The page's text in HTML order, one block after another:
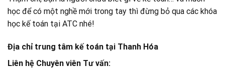
học để có một nghề mới trong tay thì đừng bỏ qua các khóa
học kế toán tại ATC nhé!
Địa chỉ trung tâm kế toán tại Thanh Hóa
Liên hệ Chuyên viên Tư vấn: